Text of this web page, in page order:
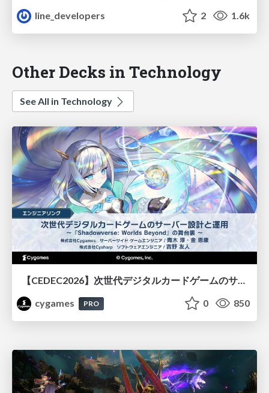
line_developers
2 1.6k
Other Decks in Technology
See All in Technology
cygames
PRO 0 850